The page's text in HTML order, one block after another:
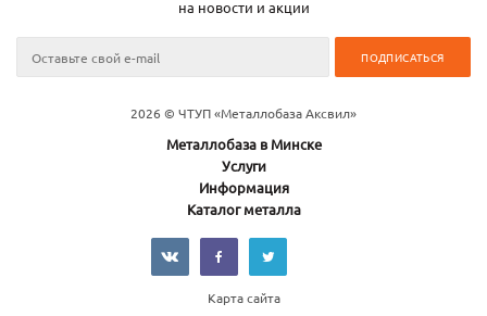
на новости и акции
2026 © ЧТУП «Металлобаза Аксвил»
Металлобаза в Минске
Услуги
Информация
Каталог металла
Карта сайта